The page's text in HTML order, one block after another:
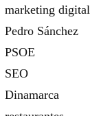
marketing digital
Pedro Sánchez
PSOE
SEO
Dinamarca